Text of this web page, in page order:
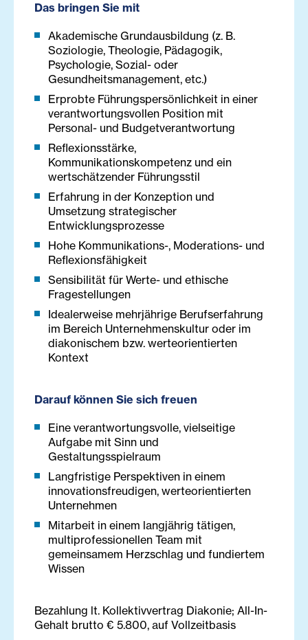
Das bringen Sie mit
Akademische Grundausbildung (z. B.
Soziologie, Theologie, Pädagogik,
Psychologie, Sozial- oder
Gesundheitsmanagement, etc.)
Erprobte Führungspersönlichkeit in einer
verantwortungsvollen Position mit
Personal- und Budgetverantwortung
Reflexionsstärke,
Kommunikationskompetenz und ein
wertschätzender Führungsstil
Erfahrung in der Konzeption und
Umsetzung strategischer
Entwicklungsprozesse
Hohe Kommunikations-, Moderations- und
Reflexionsfähigkeit
Sensibilität für Werte- und ethische
Fragestellungen
Idealerweise mehrjährige Berufserfahrung
im Bereich Unternehmenskultur oder im
diakonischem bzw. werteorientierten
Kontext
Darauf können Sie sich freuen
Eine verantwortungsvolle, vielseitige
Aufgabe mit Sinn und
Gestaltungsspielraum
Langfristige Perspektiven in einem
innovationsfreudigen, werteorientierten
Unternehmen
Mitarbeit in einem langjährig tätigen,
multiprofessionellen Team mit
gemeinsamem Herzschlag und fundiertem
Wissen
Bezahlung lt. Kollektivvertrag Diakonie; All-In-
Gehalt brutto € 5.800, auf Vollzeitbasis